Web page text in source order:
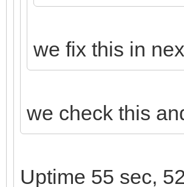
we fix this in
we check this
Uptime 55 sec,